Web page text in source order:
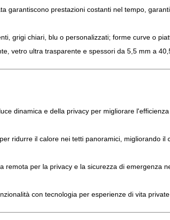
garantiscono prestazioni costanti nel tempo,
grigi chiari, blu o personalizzati; forme curve o
vetro ultra trasparente e spessori da 5,5 mm a
dinamica e della privacy per migliorare
ridurre il calore nei tetti panoramici, migliorando il
remota per la privacy e la sicurezza di emergenza
con tecnologia per esperienze di vita